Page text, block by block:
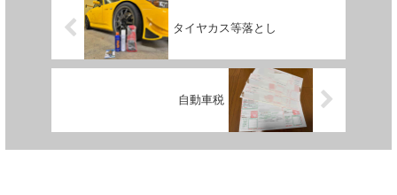
タイヤカス等落とし
自動車税